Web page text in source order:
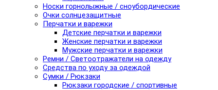
Носки горнолыжные / сноубордические
Очки солнцезащитные
Перчатки и варежки
Детские перчатки и варежки
Женские перчатки и варежки
Мужские перчатки и варежки
Ремни / Светоотражатели на одежду
Средства по уходу за одеждой
Сумки / Рюкзаки
Рюкзаки городские / спортивные